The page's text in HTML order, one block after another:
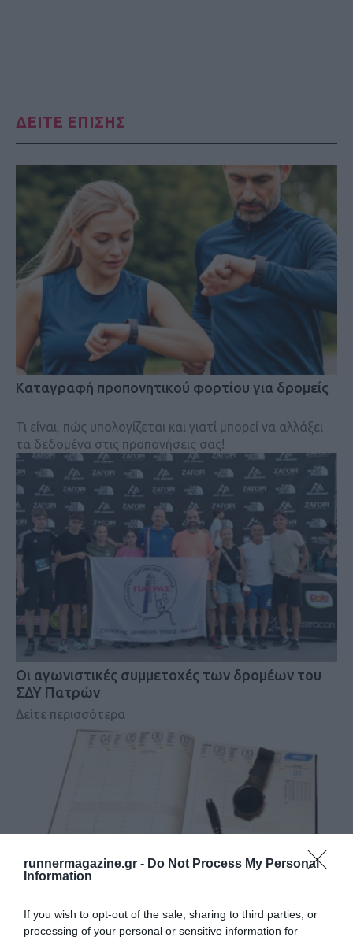
runnermagazine.gr - Do Not Process My Personal
Information
If you wish to opt-out of the sale, sharing to third parties, or
processing of your personal or sensitive information for
ΔΕΙΤΕ ΕΠΙΣΗΣ
Kαταγραφή προπονητικού φορτίου για δρομείς
Τι είναι, πώς υπολογίζεται και γιατί μπορεί να αλλάξει
τα δεδομένα στις προπονήσεις σας!
Οι αγωνιστικές συμμετοχές των δρομέων του
ΣΔΥ Πατρών
Δείτε περισσότερα